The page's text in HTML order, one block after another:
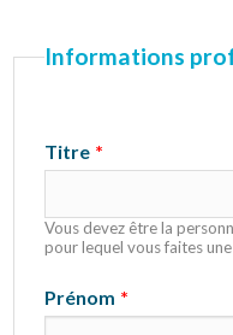
Informations
Titre
Vous devez être la
pour lequel vous faites
Prénom